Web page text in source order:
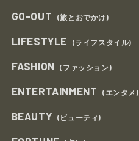
GO-OUT (旅とおでかけ)
LIFESTYLE (ライフスタイル)
FASHION (ファッション)
ENTERTAINMENT (エンタメ)
BEAUTY (ビューティ)